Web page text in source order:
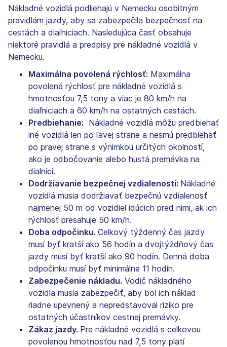
Nákladné vozidlá podliehajú v Nemecku osobitným
pravidlám jazdy, aby sa zabezpečila bezpečnosť na
cestách a diaľniciach. Nasledujúca časť obsahuje
niektoré pravidlá a predpisy pre nákladné vozidlá v
Nemecku.
Maximálna povolená rýchlosť: Maximálna
povolená rýchlosť pre nákladné vozidlá s
hmotnosťou 7,5 tony a viac je 80 km/h na
diaľniciach a 60 km/h na ostatných cestách.
Predbiehanie: Nákladné vozidlá môžu predbiehať
iné vozidlá len po ľavej strane a nesmú predbiehať
po pravej strane s výnimkou určitých okolností,
ako je odbočovanie alebo hustá premávka na
dialnici.
Dodržiavanie bezpečnej vzdialenosti: Nákladné
vozidlá musia dodržiavať bezpečnú vzdialenosť
najmenej 50 m od vozidiel idúcich pred nimi, ak ich
rýchlosť presahuje 50 km/h.
Doba odpočinku. Celkový týždenný čas jazdy
musí byť kratší ako 56 hodín a dvojtýždňový čas
jazdy musí byť kratší ako 90 hodín. Denná doba
odpočinku musí byť minimálne 11 hodín.
Zabezpečenie nákladu. Vodič nákladného
vozidla musia zabezpečiť, aby bol ich náklad
riadne upevnený a nepredstavoval riziko pre
ostatných účastníkov cestnej premávky.
Zákaz jazdy. Pre nákladné vozidlá s celkovou
povolenou hmotnosťou nad 7,5 tony platí